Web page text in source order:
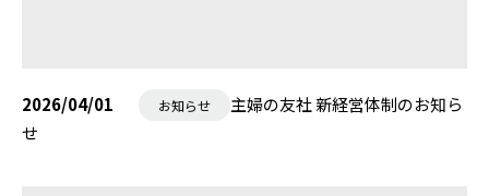
2026/04/01 お知らせ
主婦の友社 新経営体制のお知ら
せ